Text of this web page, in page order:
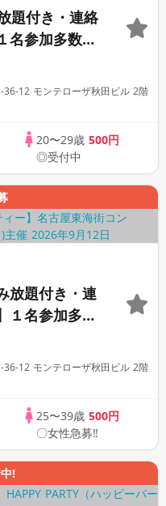
題付き・連絡
名参加多数・
12 モンテローザ秋田ビル 2階
20〜29歳 500円
◎受付中
放題付き・連
１名参加多
ークス主催
12 モンテローザ秋田ビル 2階
25〜39歳 500円
〇女性急募‼
!